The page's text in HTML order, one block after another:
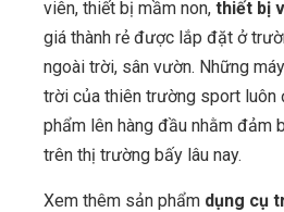
viên, thiết bị mầm non, thiết bị
giá thành rẻ được lắp đặt ở
ngoài trời, sân vườn. Những
trời của thiên trường sport
phẩm lên hàng đầu nhằm đảm
trên thị trường bấy lâu nay.
Xem thêm sản phẩm dụng cụ